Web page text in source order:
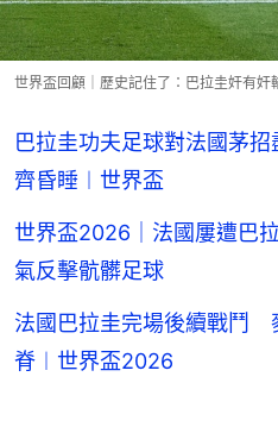
世界盃回顧｜歷史記住了：巴拉圭奸有奸
巴拉圭功夫足球對法國茅
齊昏睡︱世界盃
世界盃2026｜法國屢遭巴
氣反擊骯髒足球
法國巴拉圭完場後續戰鬥
脊︱世界盃2026